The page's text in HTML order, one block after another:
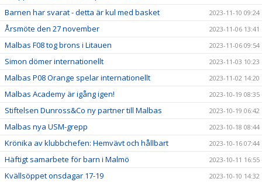
Barnen har svarat - detta är kul med basket 2023-11-10 09:24
Årsmöte den 27 november 2023-11-06 13:41
Malbas F08 tog brons i Litauen 2023-11-06 09:54
Simon dömer internationellt 2023-11-03 10:23
Malbas P08 Orange spelar internationellt 2023-11-02 14:20
Malbas Academy är igång igen! 2023-10-19 08:35
Stiftelsen Dunross&Co ny partner till Malbas 2023-10-19 06:42
Malbas nya USM-grepp 2023-10-18 08:44
Krönika av klubbchefen: Hemvävt och hållbart 2023-10-16 07:44
Häftigt samarbete för barn i Malmö 2023-10-11 16:55
Kvällsöppet onsdagar 17-19 2023-10-10 14:32